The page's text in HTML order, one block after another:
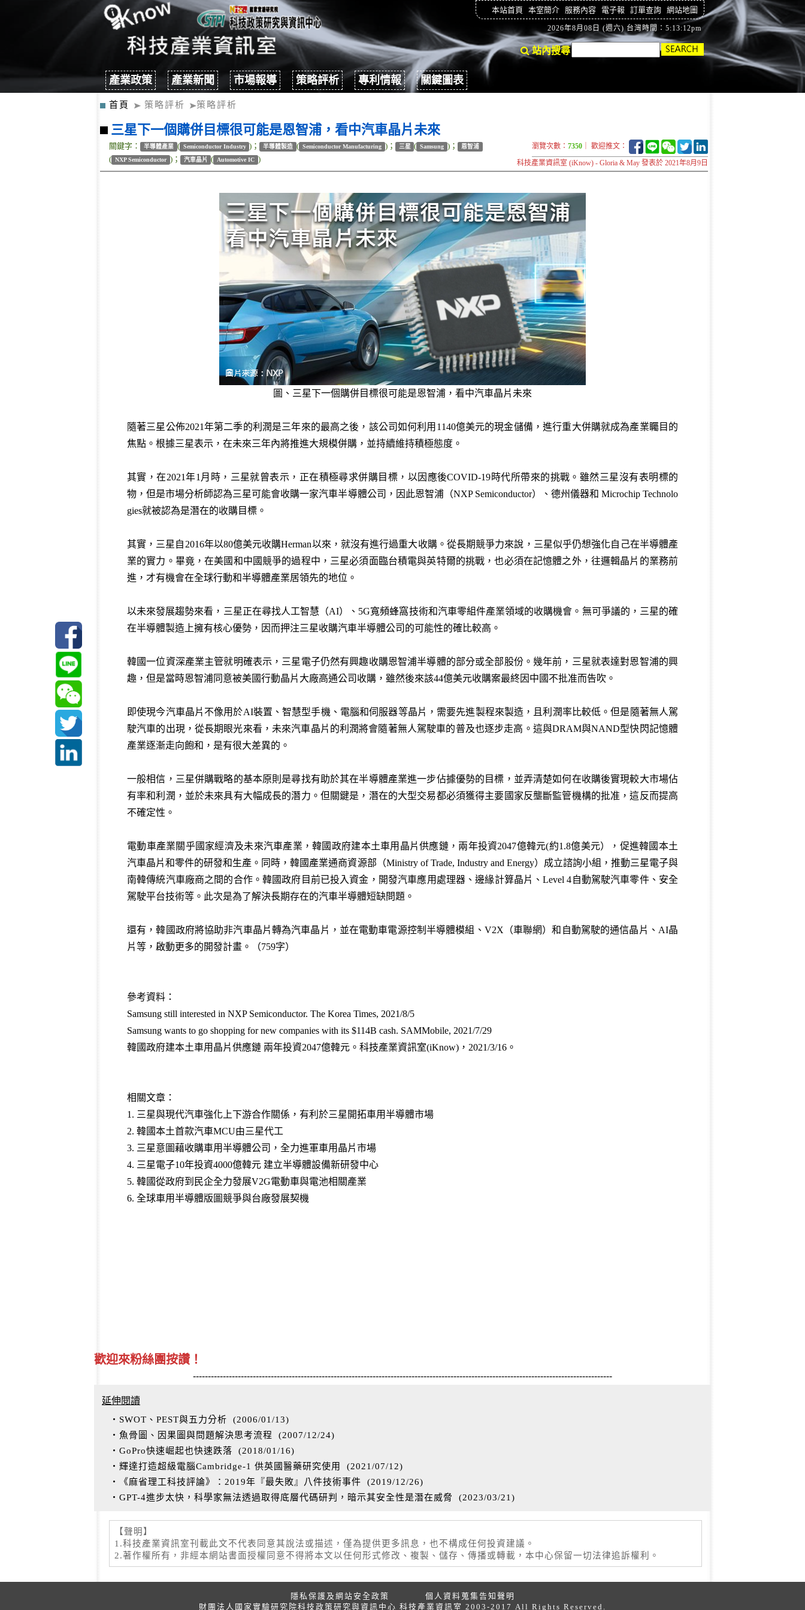
本站首頁 本室簡介 服務內容 電子報 訂單查詢 網站地圖
2026年8月08日 (週六) 台灣時間：5:13:13pm
站內搜尋
產業政策 產業新聞 市場報導 策略評析 專利情報 關鍵圖表
首頁 策略評析 策略評析
三星下一個購併目標很可能是恩智浦，看中汽車晶片未來
關鍵字： 半導體產業 ( Semiconductor Industry )； 半導體製造 ( Semiconductor Manufacturing )； 三星 ( Samsung )； 恩智浦
( NXP Semiconductor )； 汽車晶片 ( Automotive IC )
瀏覽次數： 7350 ｜ 歡迎推文：
科技產業資訊室 (iKnow) - Gloria & May 發表於 2021年8月9日
圖、三星下一個購併目標很可能是恩智浦，看中汽車晶片未來
隨著三星公佈2021年第二季的利潤是三年來的最高之後，該公司如何利用1140億美元的現金儲備，進行重大併購就成為產業矚目的
焦點。根據三星表示，在未來三年內將推進大規模併購，並持續維持積極態度。
其實，在2021年1月時，三星就曾表示，正在積極尋求併購目標，以因應後COVID-19時代所帶來的挑戰。雖然三星沒有表明標的
物，但是市場分析師認為三星可能會收購一家汽車半導體公司，因此恩智浦（NXP Semiconductor）、德州儀器和 Microchip Technolo
gies就被認為是潛在的收購目標。
其實，三星自2016年以80億美元收購Herman以來，就沒有進行過重大收購。從長期競爭力來說，三星似乎仍想強化自己在半導體產
業的實力。畢竟，在美國和中國競爭的過程中，三星必須面臨台積電與英特爾的挑戰，也必須在記憶體之外，往邏輯晶片的業務前
進，才有機會在全球行動和半導體產業居領先的地位。
以未來發展趨勢來看，三星正在尋找人工智慧（AI）、5G寬頻蜂窩技術和汽車零組件產業領域的收購機會。無可爭議的，三星的確
在半導體製造上擁有核心優勢，因而押注三星收購汽車半導體公司的可能性的確比較高。
韓國一位資深產業主管就明確表示，三星電子仍然有興趣收購恩智浦半導體的部分或全部股份。幾年前，三星就表達對恩智浦的興
趣，但是當時恩智浦同意被美國行動晶片大廠高通公司收購，雖然後來該44億美元收購案最終因中國不批准而告吹。
即使現今汽車晶片不像用於AI裝置、智慧型手機、電腦和伺服器等晶片，需要先進製程來製造，且利潤率比較低。但是隨著無人駕
駛汽車的出現，從長期眼光來看，未來汽車晶片的利潤將會隨著無人駕駛車的普及也逐步走高。這與DRAM與NAND型快閃記憶體
產業逐漸走向飽和，是有很大差異的。
一般相信，三星併購戰略的基本原則是尋找有助於其在半導體產業進一步佔據優勢的目標，並弄清楚如何在收購後實現較大市場佔
有率和利潤，並於未來具有大幅成長的潛力。但關鍵是，潛在的大型交易都必須獲得主要國家反壟斷監管機構的批准，這反而提高
不確定性。
電動車產業關乎國家經濟及未來汽車產業，韓國政府建本土車用晶片供應鏈，兩年投資2047億韓元(約1.8億美元），促進韓國本土
汽車晶片和零件的研發和生產。同時，韓國產業通商資源部（Ministry of Trade, Industry and Energy）成立諮詢小組，推動三星電子與
南韓傳統汽車廠商之間的合作。韓國政府目前已投入資金，開發汽車應用處理器、邊緣計算晶片、Level 4自動駕駛汽車零件、安全
駕駛平台技術等。此次是為了解決長期存在的汽車半導體短缺問題。
還有，韓國政府將協助非汽車晶片轉為汽車晶片，並在電動車電源控制半導體模組、V2X（車聯網）和自動駕駛的通信晶片、AI晶
片等，啟動更多的開發計畫。（759字）
參考資料：
Samsung still interested in NXP Semiconductor. The Korea Times, 2021/8/5
Samsung wants to go shopping for new companies with its $114B cash. SAMMobile, 2021/7/29
韓國政府建本土車用晶片供應鏈 兩年投資2047億韓元。科技產業資訊室(iKnow)，2021/3/16。
相關文章：
1. 三星與現代汽車強化上下游合作關係，有利於三星開拓車用半導體市場
2. 韓國本土首款汽車MCU由三星代工
3. 三星意圖藉收購車用半導體公司，全力進軍車用晶片市場
4. 三星電子10年投資4000億韓元 建立半導體設備新研發中心
5. 韓國從政府到民企全力發展V2G電動車與電池相關產業
6. 全球車用半導體版圖競爭與台廠發展契機
歡迎來粉絲團按讚！
--------------------------------------------------------------------------------------------------------------------------------------------
延伸閱讀
‧SWOT、PEST與五力分析 (2006/01/13)
‧魚骨圖、因果圖與問題解決思考流程
(2007/12/24)
‧GoPro快速崛起也快速跌落 (2018/01/16)
‧輝達打造超級電腦Cambridge-1 供英國醫藥研究使用
(2021/07/12)
‧《麻省理工科技評論》：2019年『最失敗』八件技術事件 (2019/12/26)
‧GPT-4進步太快，科學家無法透過取得底層代碼研判，暗示其安全性是潛在威脅
(2023/03/21 )
【聲明】
1.科技產業資訊室刊載此文不代表同意其說法或描述，僅為提供更多訊息，也不構成任何投資建議。
2.著作權所有，非經本網站書面授權同意不得將本文以任何形式修改、複製、儲存、傳播或轉載，本中心保留一切法律追訴權利。
隱私保護及網站安全政策
個人資料蒐集告知聲明
財團法人國家實驗研究院科技政策研究與資訊中心 科技產業資訊室 2003-2017 All Rights Reserved.